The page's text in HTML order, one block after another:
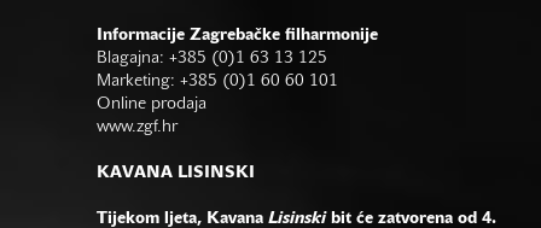
Informacije Zagrebačke filharmonije
Blagajna: +385 (0)1 63 13 125
Marketing: +385 (0)1 60 60 101
Online prodaja
www.zgf.hr
KAVANA LISINSKI
Tijekom ljeta, Kavana Lisinskibit će zatvorena od 4.